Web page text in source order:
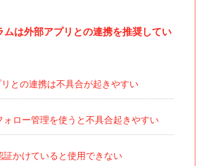
ムは外部アプリとの連携を推奨してい
との連携は不具合が起きやすい
ォロー管理を使うと不具合起きやすい
証かけていると使用できない